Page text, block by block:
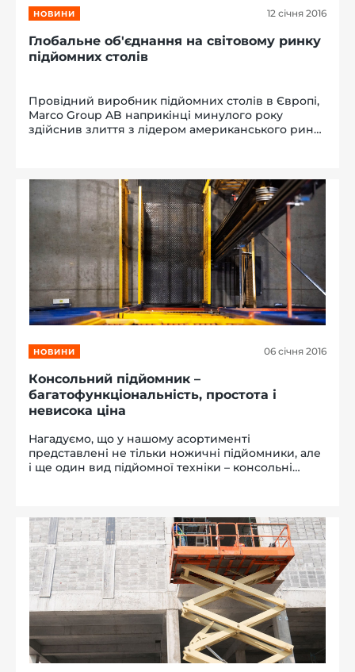
НОВИНИ 12 січня 2016
Глобальне об'єднання на світовому ринку
підйомних столів
Провідний виробник підйомних столів в Європі,
Marco Group AB наприкінці минулого року
здійснив злиття з лідером американського ринку
НОВИНИ 06 січня 2016
Консольний підйомник –
багатофункціональність, простота і
невисока ціна
Нагадуємо, що у нашому асортименті
представлені не тільки ножичні підйомники, але
і ще один вид підйомної техніки – консольні